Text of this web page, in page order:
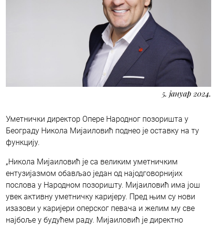
5. јануар 2024.
Уметнички директор Опере Народног позоришта у
Београду Никола Мијаиловић поднео је оставку на ту
функцију.
„Никола Мијаиловић је са великим уметничким
ентузијазмом обављао један од најодговорнијих
послова у Народном позоришту. Мијаиловић има још
увек активну уметничку каријеру. Пред њим су нови
изазови у каријери оперског певача и желим му све
најбоље у будућем раду. Мијаиловић је директно